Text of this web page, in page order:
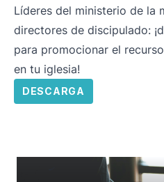
Líderes del ministerio de la
directores de discipulado:
para promocionar el recurso
en tu iglesia!
DESCARGA